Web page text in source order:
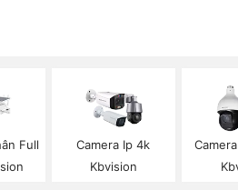
Full
Camera Ip 4k
Kbvision